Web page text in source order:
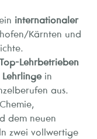
internationaler
Kärnten und
Top-Lehrbetrieben
in
aus.
dem neuen
zwei vollwertige